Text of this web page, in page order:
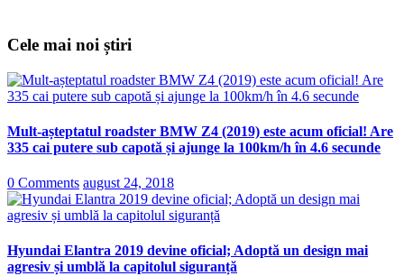
Cele mai noi știri
Mult-așteptatul roadster BMW Z4 (2019) este acum oficial! Are
335 cai putere sub capotă și ajunge la 100km/h în 4.6 secunde
0 Comments august 24, 2018
Hyundai Elantra 2019 devine oficial; Adoptă un design mai
agresiv și umblă la capitolul siguranță